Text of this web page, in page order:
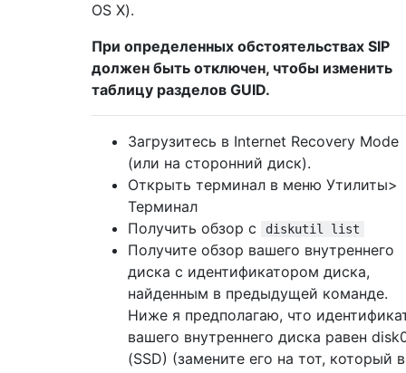
OS X).
При определенных обстоятельствах SIP
должен быть отключен, чтобы изменить
таблицу разделов GUID.
Загрузитесь в Internet Recovery Mode
(или на сторонний диск).
Открыть терминал в меню Утилиты>
Терминал
Получить обзор с
diskutil list
Получите обзор вашего внутреннего
диска с идентификатором диска,
найденным в предыдущей команде.
Ниже я предполагаю, что
вашего внутреннего диска равен
(SSD) (замените его на тот, который